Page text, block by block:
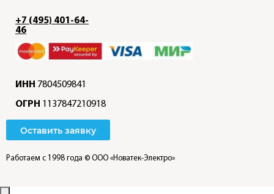
+7 (495) 401-64-
46
ИНН 7804509841
ОГРН 1137847210918
Оставить заявку
Работаем с 1998 года © ООО «Новатек-Электро»